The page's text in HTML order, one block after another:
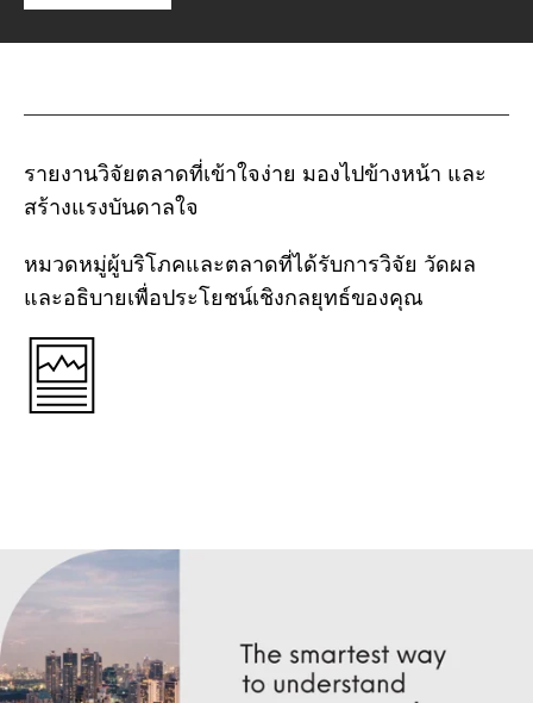
รายงานวิจัยตลาดที่เข้าใจง่าย มองไปข้างหน้า และ
สร้างแรงบันดาลใจ
หมวดหมู่ผู้บริโภคและตลาดที่ได้รับการวิจัย วัดผล
และอธิบายเพื่อประโยชน์เชิงกลยุทธ์ของคุณ